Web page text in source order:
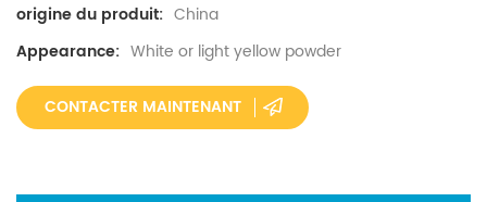
origine du produit: China
Appearance: White or light yellow powder
CONTACTER MAINTENANT